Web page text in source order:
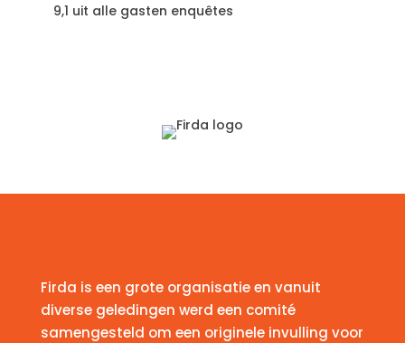
9,1 uit alle gasten enquêtes
Firda is een grote organisatie en vanuit
diverse geledingen werd een comité
samengesteld om een originele invulling voor